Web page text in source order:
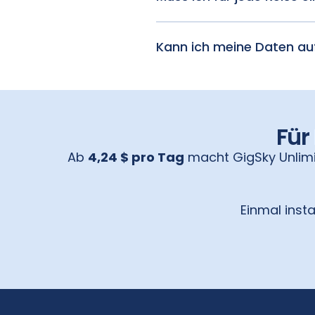
Kann ich meine Daten
Ab 4,24 $ pro Tag macht GigSky
Einmal